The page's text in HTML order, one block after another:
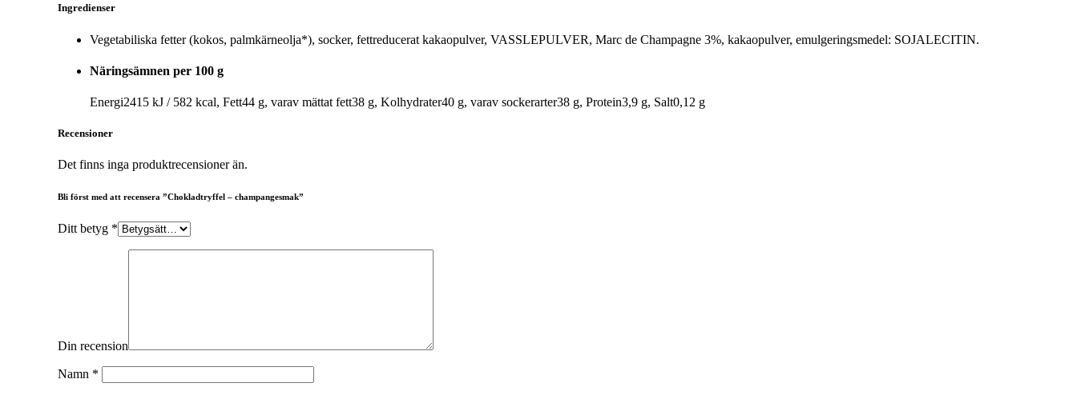
Ingredienser
Vegetabiliska fetter (kokos, palmkärneolja*), socker, fettreducerat kakaopulver, VASSLEPULVER, Marc de Champagne 3%, kakaopulver, emulgeringsmedel: SOJALECITIN.
Näringsämnen per 100 g
Energi2415 kJ / 582 kcal, Fett44 g, varav mättat fett38 g, Kolhydrater40 g, varav sockerarter38 g, Protein3,9 g, Salt0,12 g
Recensioner
Det finns inga produktrecensioner än.
Bli först med att recensera ”Chokladtryffel – champangesmak”
Ditt betyg *
Din recension
Namn *